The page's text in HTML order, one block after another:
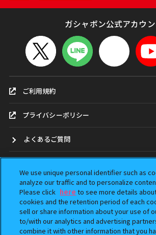
ガシャポン公式アカウ
ご利用規約
プライバシーポリシー
よくあるご質問
ガシャポンどこ？
アンケート
We use unique personal identifier such as
analyze our traffic and to personalize
Please click here to see more details
cookies and the retention period of each
sell or share information about your use of
to/with our analytics and advertising
combine it with other information that you